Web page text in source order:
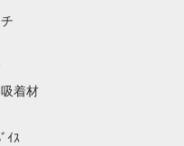
着材
ｲｽ